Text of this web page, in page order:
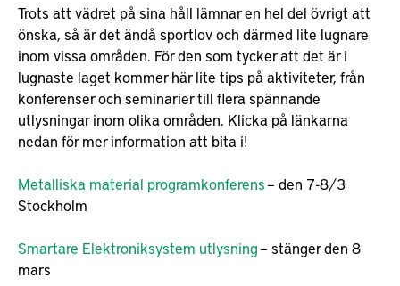
Trots att vädret på sina håll lämnar en hel del övrigt att
önska, så är det ändå sportlov och därmed lite lugnare
inom vissa områden. För den som tycker att det är i
lugnaste laget kommer här lite tips på aktiviteter, från
konferenser och seminarier till flera spännande
utlysningar inom olika områden. Klicka på länkarna
nedan för mer information att bita i!
Metalliska material programkonferens– den 7-8/3
Stockholm
Smartare Elektroniksystem utlysning– stänger den 8
mars